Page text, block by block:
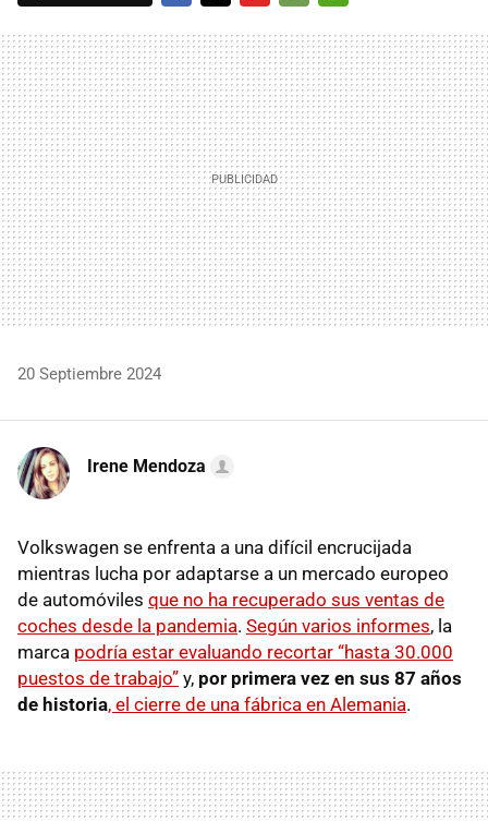
MAIL
20 Septiembre 2024
Irene Mendoza
Volkswagen se enfrenta a una difícil encrucijada
mientras lucha por adaptarse a un mercado europeo
de automóviles que no ha recuperado sus ventas de
coches desde la pandemia. Según varios informes, la
marca podría estar evaluando recortar “hasta 30.000
puestos de trabajo” y, por primera vez en sus 87 años
de historia, el cierre de una fábrica en Alemania.